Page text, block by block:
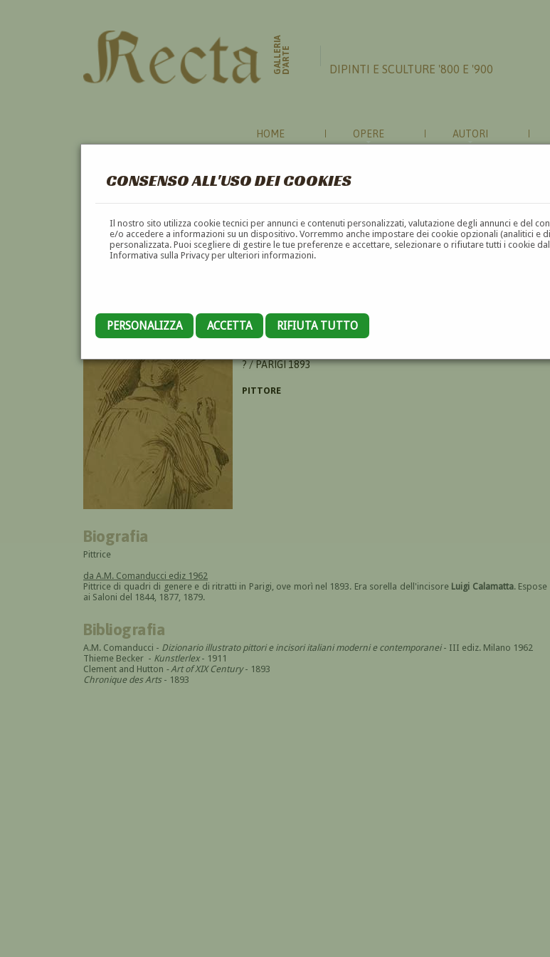
CONSENSO ALL'USO DEI COOKIES
Il nostro sito utilizza cookie tecnici per annunci e contenuti personalizzati, valutazione degli annunci e del
e/o accedere a informazioni su un dispositivo. Vorremmo anche impostare dei cookie opzionali (analitici
personalizzata. Puoi scegliere di gestire le tue preferenze e accettare, selezionare o rifiutare tutti i cookie
Informativa sulla Privacy per ulteriori informazioni.
PERSONALIZZA ACCETTA RIFIUTA TUTTO
GALLERIAD'ARTE DIPINTI E SCULTURE '800 E '900
HOME OPERE AUTORI
GIUSEPPINA CALAMATTA
? / PARIGI 1893
PITTORE
Biografia
Pittrice
da A.M. Comanducci ediz 1962
Pittrice di quadri di genere e di ritratti in Parigi, ove morì nel 1893. Era sorella dell'incisore Luigi Calamatta. Espose
ai Saloni del 1844, 1877, 1879.
Bibliografia
A.M. Comanducci - Dizionario illustrato pittori e incisori italiani moderni e contemporanei- III ediz. Milano 1962
Thieme Becker - Kunstlerlex- 1911
Clement and Hutton - Art of XIX Century- 1893
Chronique des Arts- 1893